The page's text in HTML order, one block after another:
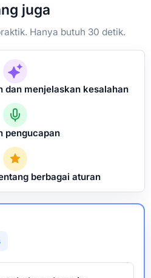
juga
Hanya butuh 30 detik.
dan menjelaskan kesalahan
pengucapan
berbagai aturan